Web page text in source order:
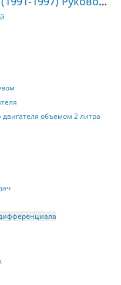
объемом 2 литра